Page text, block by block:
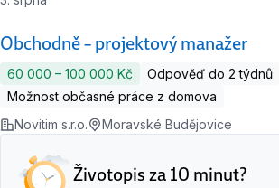
Obchodně – projektový manažer
60 000 ‍–‍ 100 000 Kč
Odpověď do 2 týdnů
Možnost občasné práce z domova
Novitim s.r.o.
Moravské Budějovice
Životopis za 10 minut?